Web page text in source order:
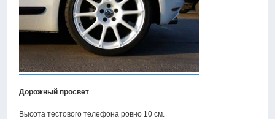
Дорожный просвет
Высота тестового телефона ровно 10 см.